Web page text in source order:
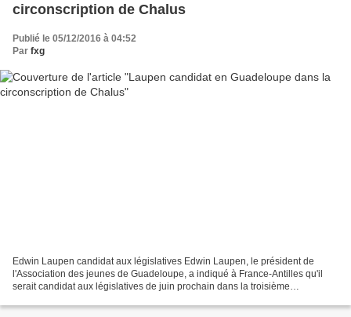
circonscription de Chalus
Publié le 05/12/2016 à 04:52
Par fxg
Edwin Laupen candidat aux législatives Edwin Laupen, le président de
l'Association des jeunes de Guadeloupe, a indiqué à France-Antilles qu'il
serait candidat aux législatives de juin prochain dans la troisième